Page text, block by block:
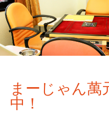
まーじゃん萬
中！